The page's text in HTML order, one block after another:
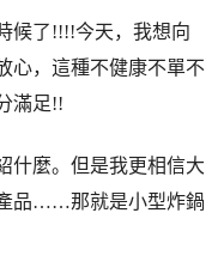
候了!!!!今天，我想向
心，這種不健康不單不
滿足!!
什麼。但是我更相信大
品……那就是小型炸鍋